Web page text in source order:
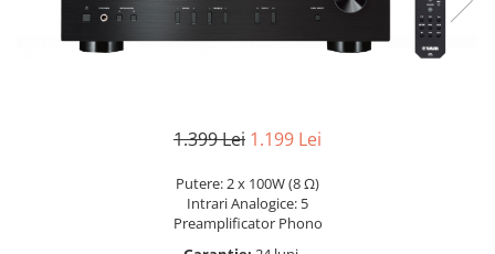
1.399 Lei 1.199 Lei
Putere: 2 x 100W (8 Ω)
Intrari Analogice: 5
Preamplificator Phono